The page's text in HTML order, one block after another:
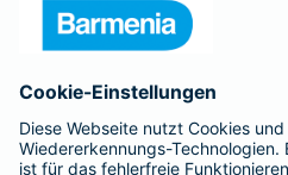
Barmenia ist Teil der
BELIEBTE